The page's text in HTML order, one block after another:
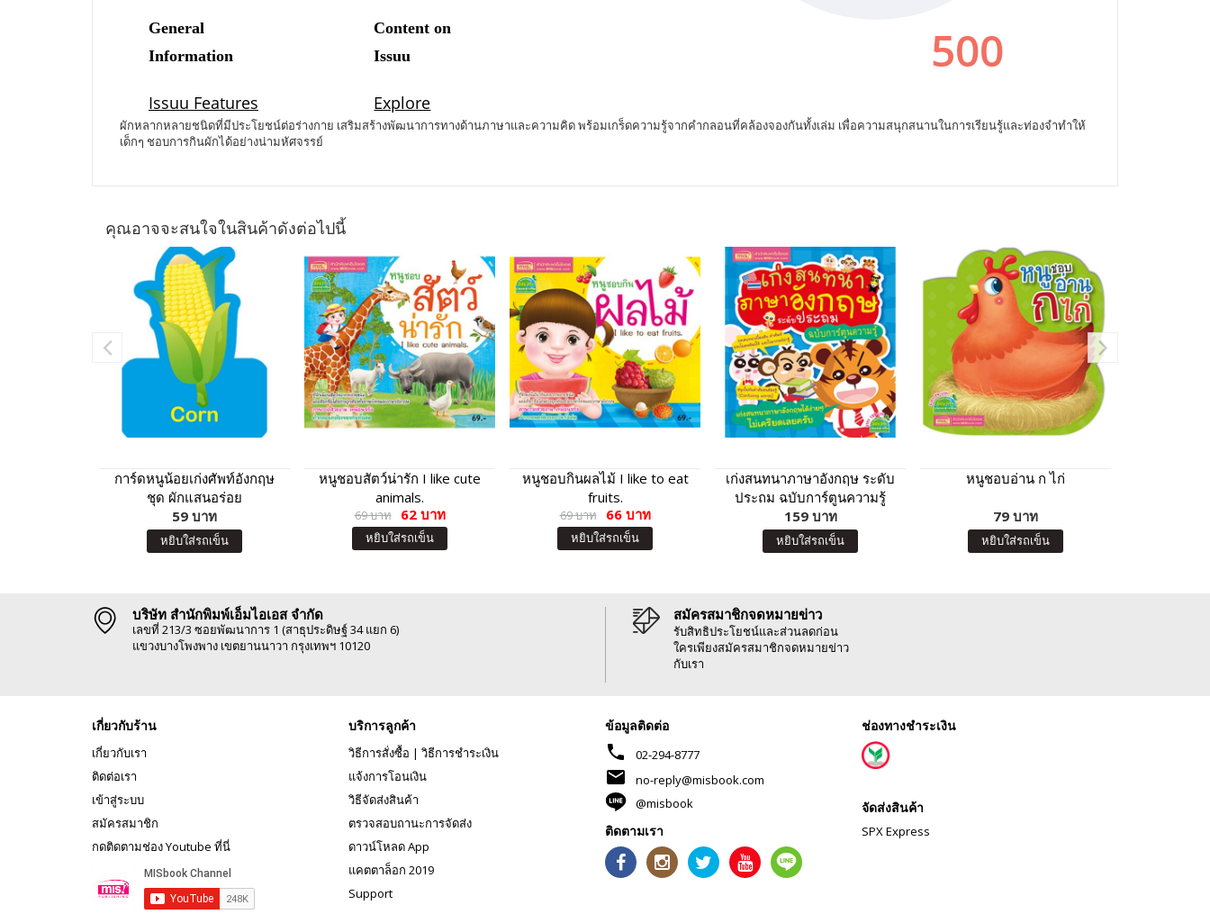
ผักหลากหลายชนิดที่มีประโยชน์ต่อร่างกาย เสริมสร้างพัฒนาการทางด้านภาษาและความคิด พร้อมเกร็ดความรู้จากคำกลอนที่คล้องจองกันทั้งเล่ม เพื่อความสนุกสนานในการเรียนรู้และท่องจำทำให้
เด็กๆ ชอบการกินผักได้อย่างน่ามหัศจรรย์
คุณอาจจะสนใจในสินค้าดังต่อไปนี้
การ์ดหนูน้อยเก่งศัพท์อังกฤษ
ชุด ผักแสนอร่อย
59 บาท
หยิบใส่รถเข็น
หนูชอบสัตว์น่ารัก I like cute
animals.
69 บาท 62 บาท
หยิบใส่รถเข็น
หนูชอบกินผลไม้ I like to eat
fruits.
69 บาท 66 บาท
หยิบใส่รถเข็น
เก่งสนทนาภาษาอังกฤษ ระดับ
ประถม ฉบับการ์ตูนความรู้
159 บาท
หยิบใส่รถเข็น
หนูชอบอ่าน ก ไก่
79 บาท
หยิบใส่รถเข็น
บริษัท สำนักพิมพ์เอ็มไอเอส จำกัด
เลขที่ 213/3 ซอยพัฒนาการ 1 (สาธุประดิษฐ์ 34 แยก 6)
แขวงบางโพงพาง เขตยานนาวา กรุงเทพฯ 10120
สมัครสมาชิกจดหมายข่าว
รับสิทธิประโยชน์และส่วนลดก่อน
ใครเพียงสมัครสมาชิกจดหมายข่าว
กับเรา
เกี่ยวกับร้าน
เกี่ยวกับเรา
ติดต่อเรา
เข้าสู่ระบบ
สมัครสมาชิก
กดติดตามช่อง Youtube ที่นี่
บริการลูกค้า
วิธีการสั่งซื้อ | วิธีการชำระเงิน
แจ้งการโอนเงิน
วิธีจัดส่งสินค้า
ตรวจสอบถานะการจัดส่ง
ดาวน์โหลด App
แคตตาล็อก 2019
Support
ข้อมูลติดต่อ
phone 02-294-8777
mail
no-reply@misbook.com
@misbook
ติดตามเรา
ช่องทางชำระเงิน
จัดส่งสินค้า
SPX Express